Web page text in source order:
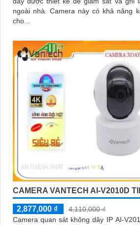
ngoài nhà. Camera này có khả năng kết nối với mạng wifi,
cho...
CAMERA VANTECH AI-V2010D
2,877,000 ₫
4,110,000 ₫
Camera quan sát không dây IP AI-